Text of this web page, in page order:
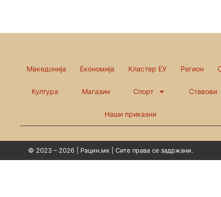
Македонија Економија Кластер ЕУ Регион
Култура Магазин Спорт Ставови
Наши приказни
© 2023 – 2026 | Рацин.мк | Сите права се задржани.